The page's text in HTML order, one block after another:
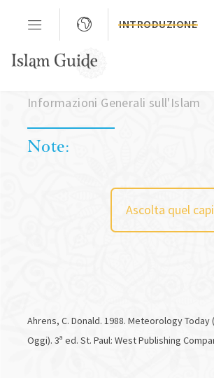
INTRODUZIONE
Informazioni Generali sull'Islam
Note:
Ascolta quel
Ahrens, C. Donald. 1988. Meteorology
Oggi). 3ª ed. St. Paul: West Publishing